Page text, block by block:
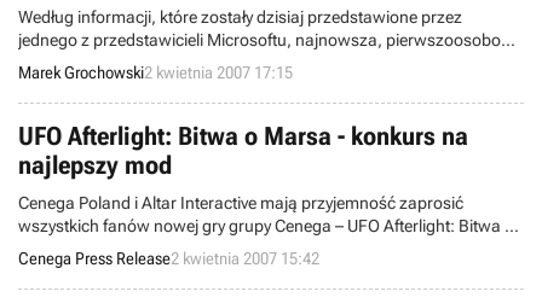
Według informacji, które zostały dzisiaj przedstawione przez
jednego z przedstawicieli Microsoftu, najnowsza, pierwszoosobowa
gra akcji wydawana przez giganta z Redmond zadebiutuje na rynku
21 czerwca 2007. Mowa oczywiście o Shadowrunie, ostatnim
projekcie zespołu FASA Corporation, przeznaczonym na konsole
X360 oraz komputery osobiste.
Marek Grochowski2 kwietnia 2007 17:15
UFO Afterlight: Bitwa o Marsa - konkurs na
najlepszy mod
Cenega Poland i Altar Interactive mają przyjemność zaprosić
wszystkich fanów nowej gry grupy Cenega – UFO Afterlight: Bitwa o
Marsa - do wzięcia udziału w konkursie na jej najciekawszą
modyfikację! Bliższe informacje o tworzeniu własnych map, modeli i
dźwięków znaleźć można pod poniższym adresem:
Cenega Press Release2 kwietnia 2007 15:42